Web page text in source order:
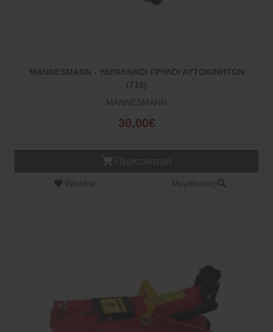
MANNESMANN - ΥΔΡΑΥΛΙΚΟΙ ΓΡΥΛΟΙ ΑΥΤΟΚΙΝΗΤΩΝ
(710)
MANNESMANN
30,00€
Wishlist Μεγέθυνση